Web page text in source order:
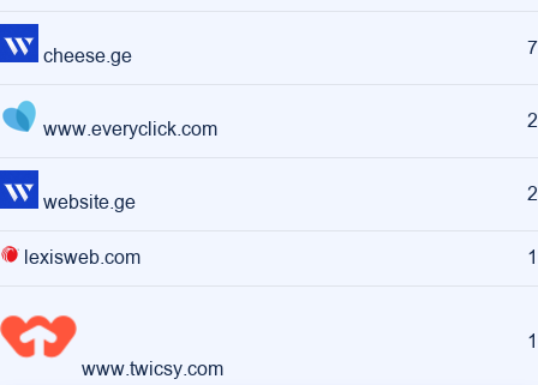
cheese.ge 7
www.everyclick.com 2
website.ge 2
lexisweb.com 1
www.twicsy.com
1